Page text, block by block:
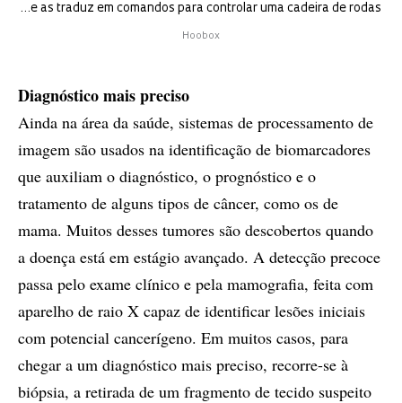
…e as traduz em comandos para controlar uma cadeira de rodas
Hoobox
Diagnóstico mais preciso
Ainda na área da saúde, sistemas de processamento de
imagem são usados na identificação de biomarcadores
que auxiliam o diagnóstico, o prognóstico e o
tratamento de alguns tipos de câncer, como os de
mama. Muitos desses tumores são descobertos quando
a doença está em estágio avançado. A detecção precoce
passa pelo exame clínico e pela mamografia, feita com
aparelho de raio X capaz de identificar lesões iniciais
com potencial cancerígeno. Em muitos casos, para
chegar a um diagnóstico mais preciso, recorre-se à
biópsia, a retirada de um fragmento de tecido suspeito